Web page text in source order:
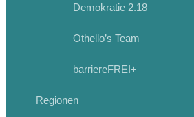
Demokratie 2.18
Othello’s Team
barriereFREI+
Regionen